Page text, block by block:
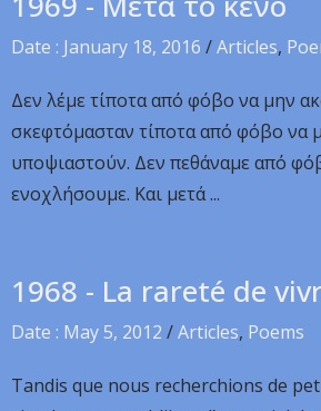
Date : January 18, 2016 /Articles,
Δεν λέμε τίποτα από φόβο να μην
σκεφτόμασταν τίποτα από φόβο να
υποψιαστούν. Δεν πεθάναμε από
ενοχλήσουμε. Και μετά ...
1968 - La rareté de
Date : May 5, 2012 /Articles, Poems
Tandis que nous recherchions de